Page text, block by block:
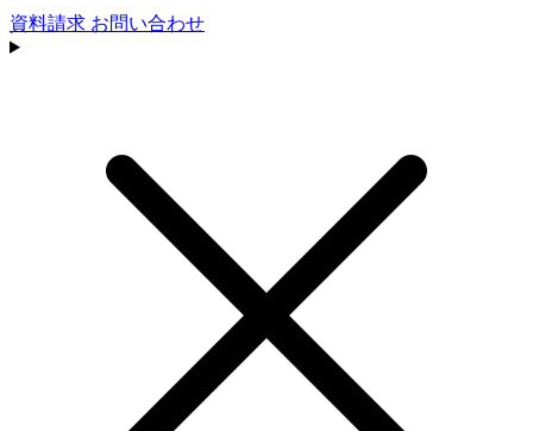
資料請求 お問い合わせ